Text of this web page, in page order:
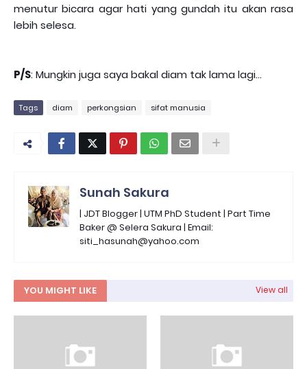
menutur bicara agar hati yang gundah itu akan rasa
lebih selesa.
P/S: Mungkin juga saya bakal diam tak lama lagi...
Tags diam perkongsian sifat manusia
Sunah Sakura
| JDT Blogger | UTM PhD Student | Part Time
Baker @ Selera Sakura | Email:
siti_hasunah@yahoo.com
YOU MIGHT LIKE View all